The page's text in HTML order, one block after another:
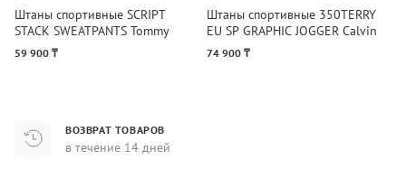
Штаны спортивные SCRIPT
STACK SWEATPANTS Tommy
Hilfiger
59 900 ₸
Штаны спортивные 350TERRY
EU SP GRAPHIC JOGGER Calvin
Klein
74 900 ₸
ВОЗВРАТ ТОВАРОВ
в течение 14 дней